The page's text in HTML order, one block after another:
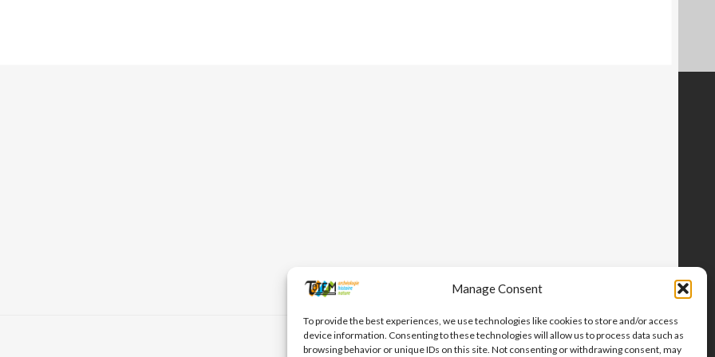
Manage Consent
To provide the best experiences, we use technologies like cookies to store and/or access
device information. Consenting to these technologies will allow us to process data such as
browsing behavior or unique IDs on this site. Not consenting or withdrawing consent, may